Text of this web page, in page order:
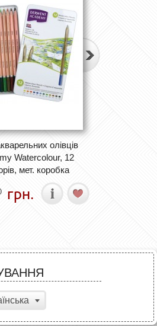
олівців
Watercolour, 12
мет. коробка
грн.